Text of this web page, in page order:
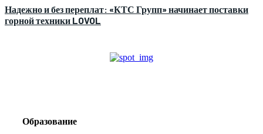
Надежно и без переплат: «КТС Групп» начинает поставки
горной техники LOVOL
Образование